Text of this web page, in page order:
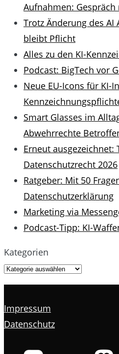
Aufnahmen: Gespräch
Trotz Änderung des AI
bleibt Pflicht
Alles zu den KI-
Podcast: BigTech vor
Neue EU-Icons für KI-
Smart Glasses im
Abwehrrechte
Erneut ausgezeichnet:
Datenschutzrecht 2026
Ratgeber: Mit 50
Datenschutzerklärung
Marketing via
Podcast-Tipp: KI-
Kategorien
Impressum
Datenschutz